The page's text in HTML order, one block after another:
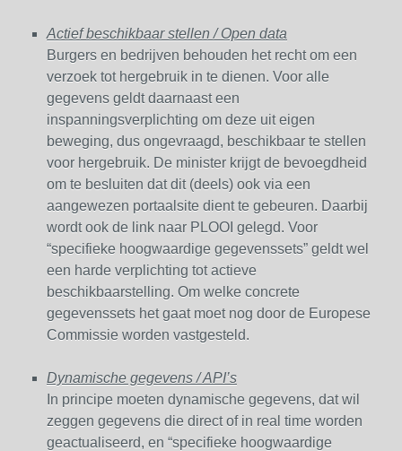
Actief beschikbaar stellen / Open data
Burgers en bedrijven behouden het recht om een
verzoek tot hergebruik in te dienen. Voor alle
gegevens geldt daarnaast een
inspanningsverplichting om deze uit eigen
beweging, dus ongevraagd, beschikbaar te stellen
voor hergebruik. De minister krijgt de bevoegdheid
om te besluiten dat dit (deels) ook via een
aangewezen portaalsite dient te gebeuren. Daarbij
wordt ook de link naar PLOOI gelegd. Voor
“specifieke hoogwaardige gegevenssets” geldt wel
een harde verplichting tot actieve
beschikbaarstelling. Om welke concrete
gegevenssets het gaat moet nog door de Europese
Commissie worden vastgesteld.
Dynamische gegevens / API’s
In principe moeten dynamische gegevens, dat wil
zeggen gegevens die direct of in real time worden
geactualiseerd, en “specifieke hoogwaardige